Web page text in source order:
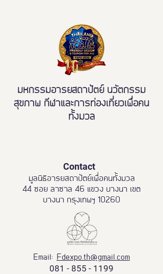
เข้าถึงบริการสาธารณะ
อย่างเท่าเทียม
มหกรรมอารยสถาปัตย์ นวัตกรรม
สุขภาพ กีฬาและการท่องเที่ยวเพื่อคน
ทั้งมวล
Contact
มูลนิธิอารยสถาปัตย์เพื่อคนทั้งมวล
44 ซอย ลาซาล 46 แขวง บางนา เขต
บางนา กรุงเทพฯ 10260
Email: Fdexpo.th@gmail.com
081 - 855 - 1199